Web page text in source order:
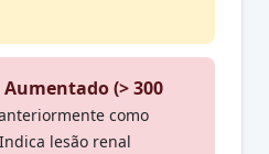
(> 300
como
lesão renal